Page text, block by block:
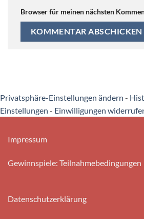
Browser für meinen nächsten
Privatsphäre-Einstellungen ändern -
Einstellungen - Einwilligungen
Impressum
Gewinnspiele: Teilnahmebedingungen
Datenschutzerklärung